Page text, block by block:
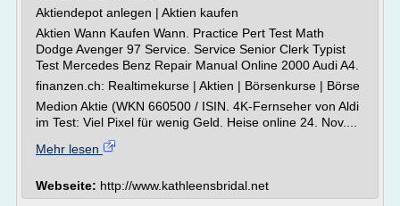
Aktiendepot anlegen | Aktien kaufen
Aktien Wann Kaufen Wann. Practice Pert Test Math
Dodge Avenger 97 Service. Service Senior Clerk Typist
Test Mercedes Benz Repair Manual Online 2000 Audi A4.
finanzen.ch: Realtimekurse | Aktien | Börsenkurse | Börse
Medion Aktie (WKN 660500 / ISIN. 4K-Fernseher von Aldi
im Test: Viel Pixel für wenig Geld. Heise online 24. Nov....
Mehr lesen
Webseite: http://www.kathleensbridal.net